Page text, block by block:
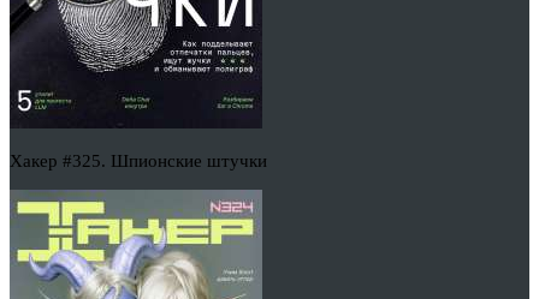
Хакер #325. Шпионские штучки